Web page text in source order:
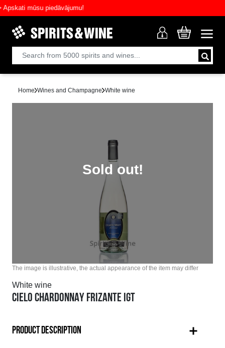
mūsu piedāvājumu!
Home Wines and Champagne White wine
Sold out!
The image is illustrative, the actual appearance of the item may differ
White wine
CIELO CHARDONNAY FRIZANTE IGT
PRODUCT DESCRIPTION